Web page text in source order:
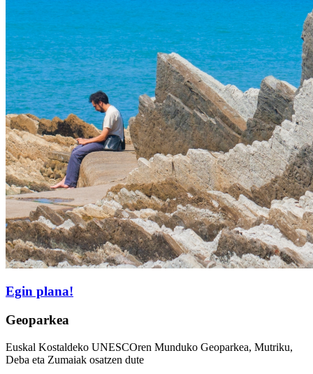
Egin plana!
Geoparkea
Euskal Kostaldeko UNESCOren Munduko Geoparkea, Mutriku,
Deba eta Zumaiak osatzen dute